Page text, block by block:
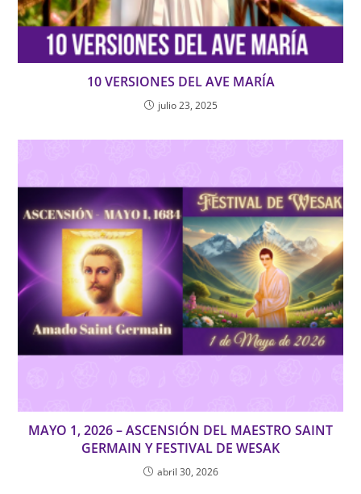
10 VERSIONES DEL AVE MARÍA
julio 23, 2025
MAYO 1, 2026 – ASCENSIÓN DEL MAESTRO SAINT
GERMAIN Y FESTIVAL DE WESAK
abril 30, 2026